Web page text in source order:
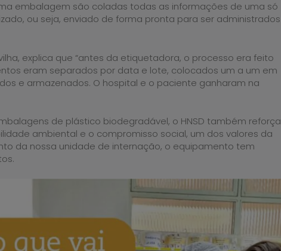
embalagem são coladas todas as informações de uma só
ou seja, enviado de forma pronta para ser administrados
explica que “antes da etiquetadora, o processo era feito
eram separados por data e lote, colocados um a um em
e armazenados. O hospital e o paciente ganharam na
de plástico biodegradável, o HNSD também reforça
ambiental e o compromisso social, um dos valores da
da nossa unidade de internação, o equipamento tem